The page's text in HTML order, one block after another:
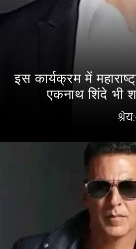
इस कार्यक्रम में
एकनाथ शिंदे भी